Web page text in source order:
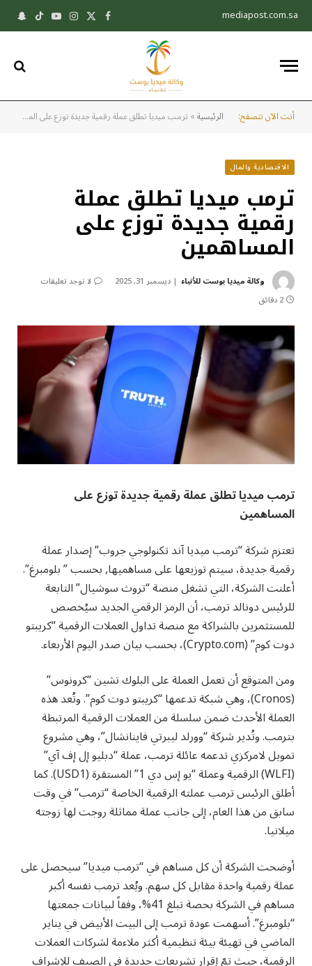
mediapost.com.sa فيسبوك
X
(Twitter)
الانستغرام
يوتيوبتيكتوك
أنت الآن تتصفح: الرئيسية» ترمب ميديا تطلق عملة رقمية جديدة توزع على المساهمين
الاقتصادية والمال
ترمب ميديا تطلق عملة
رقمية جديدة توزع على
المساهمين
وكالة ميديا بوست للأنباء ديسمبر 31, 2025
لا توجد تعليقات
2 دقائق
ترمب ميديا تطلق عملة رقمية جديدة توزع على
المساهمين
تعتزم شركة “ترمب ميديا ​​آند تكنولوجي جروب” إصدار عملة
رقمية جديدة، سيتم توزيعها على مساهميها, بحسب ” بلومبرغ”.
أعلنت الشركة، التي تشغل منصة “تروث سوشيال” التابعة
للرئيس دونالد ترمب، أن الرمز الرقمي الجديد سيُخصص
للمستثمرين بالشراكة مع منصة تداول العملات الرقمية “كريبتو
دوت كوم” (Crypto.com)، بحسب بيان صدر اليوم الأربعاء.
ومن المتوقع أن تعمل العملة على البلوك تشين “كرونوس”
(Cronos)، وهي شبكة تدعمها “كريبتو دوت كوم”. وتُعد هذه
العملة الأحدث ضمن سلسلة من العملات الرقمية المرتبطة
بترمب. وتُدير شركة “وورلد ليبرتي فاينانشال”، وهي مشروع
تمويل لامركزي تدعمه عائلة ترمب، عملة “دبليو إل إف آي”
(WLFI) الرقمية وعملة “يو إس دي 1” المستقرة (USD1). كما
أطلق الرئيس ترمب عملته الرقمية الخاصة “ترمب” في وقت
سابق من هذا العام، إلى جانب عملة مماثلة روجت لها زوجته
ميلانيا.
أوضحت الشركة أن كل مساهم في “ترمب ميديا” ​​سيحصل على
عملة رقمية واحدة مقابل كل سهم. ويُعد ترمب نفسه أكبر
مساهم في الشركة بحصة تبلغ 41%، وفقاً لبيانات جمعتها
“بلومبرغ”. أسهمت عودة ترمب إلى البيت الأبيض في يناير
الماضي في تهيئة بيئة تنظيمية أكثر ملاءمة لشركات العملات
الرقمية، حيث تمّ إقرار تشريعات جديدة في الصيف للإشراف